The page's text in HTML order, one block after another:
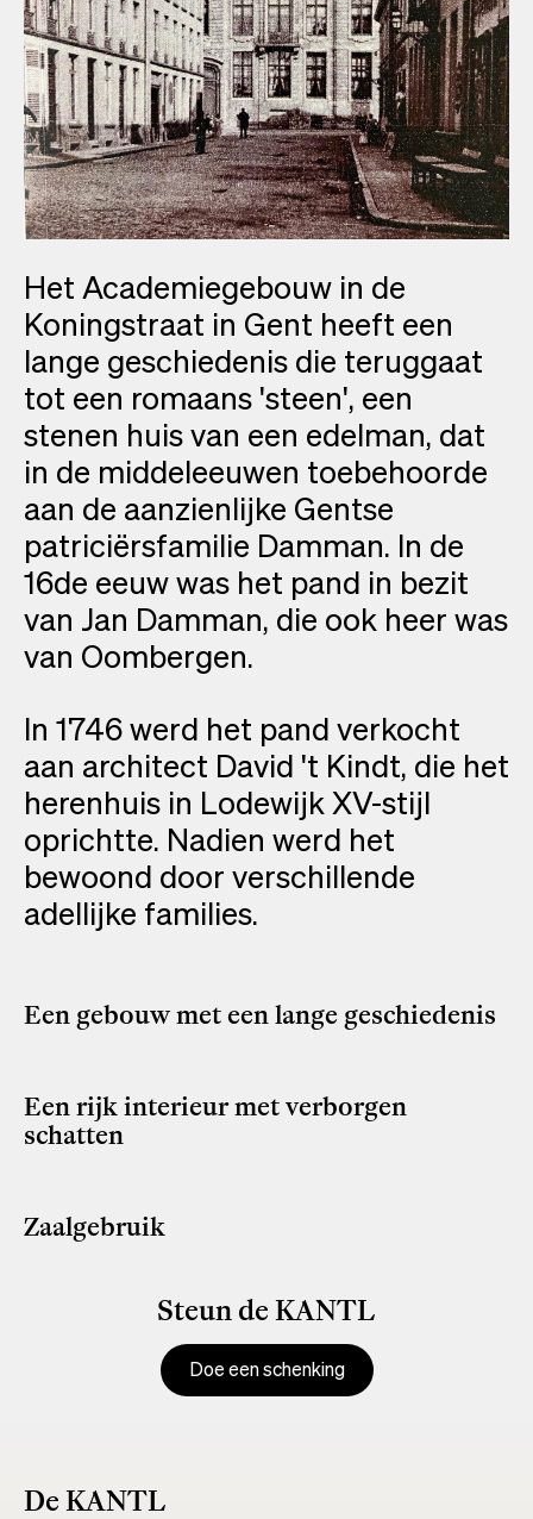
Het Academiegebouw in de
Koningstraat in Gent heeft een
lange geschiedenis die teruggaat
tot een romaans 'steen', een
stenen huis van een edelman, dat
in de middeleeuwen toebehoorde
aan de aanzienlijke Gentse
patriciërsfamilie Damman. In de
16de eeuw was het pand in bezit
van Jan Damman, die ook heer was
van Oombergen.
In 1746 werd het pand verkocht
aan architect David 't Kindt, die het
herenhuis in Lodewijk XV-stijl
oprichtte. Nadien werd het
bewoond door verschillende
adellijke families.
Een gebouw met een lange geschiedenis
Een rijk interieur met verborgen
schatten
Zaalgebruik
Steun de KANTL
Doe een schenking
De KANTL